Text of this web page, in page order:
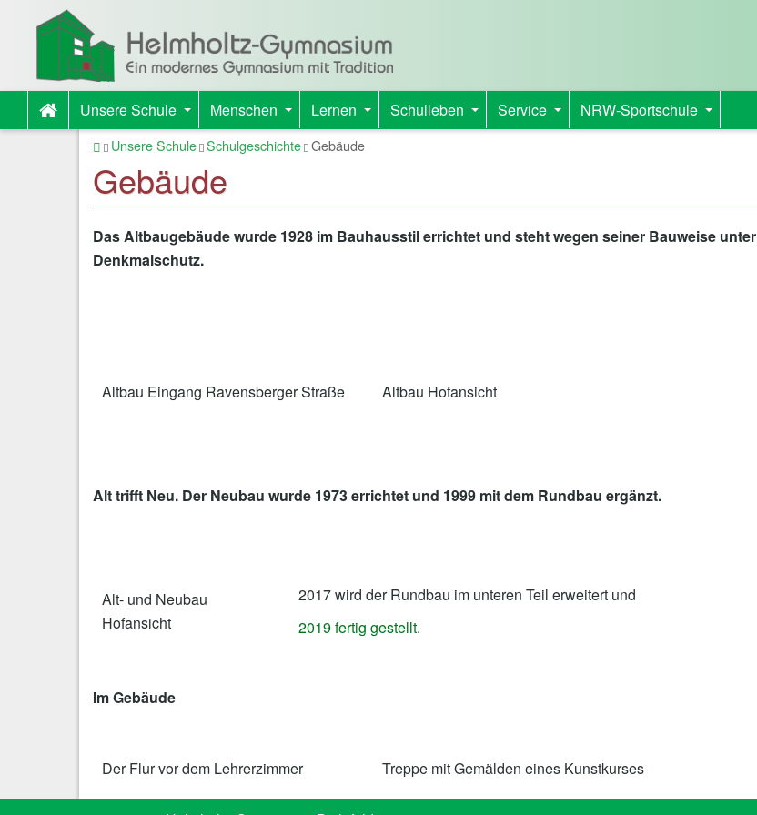
+
Unsere Schule
+
Menschen
+
Lernen
+
Schulleben
+
Service
+
NRW-Sportschule
Startseite
Unsere Schule Schulgeschichte Gebäude
Gebäude
Das Altbaugebäude wurde 1928 im Bauhausstil errichtet und steht wegen seiner Bauweise unter
Denkmalschutz.
Altbau Eingang Ravensberger Straße Altbau Hofansicht
Alt trifft Neu. Der Neubau wurde 1973 errichtet und 1999 mit dem Rundbau ergänzt.
Alt- und Neubau
Hofansicht
2017 wird der Rundbau im unteren Teil erweitert und
2019 fertig gestellt.
Im Gebäude
Der Flur vor dem Lehrerzimmer Treppe mit Gemälden eines Kunstkurses